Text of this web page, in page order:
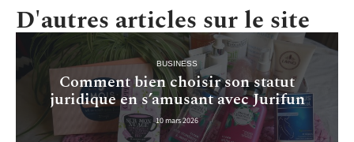
D'autres articles sur le site
BUSINESS
Comment bien choisir son statut
juridique en s’amusant avec Jurifun
10 mars 2026